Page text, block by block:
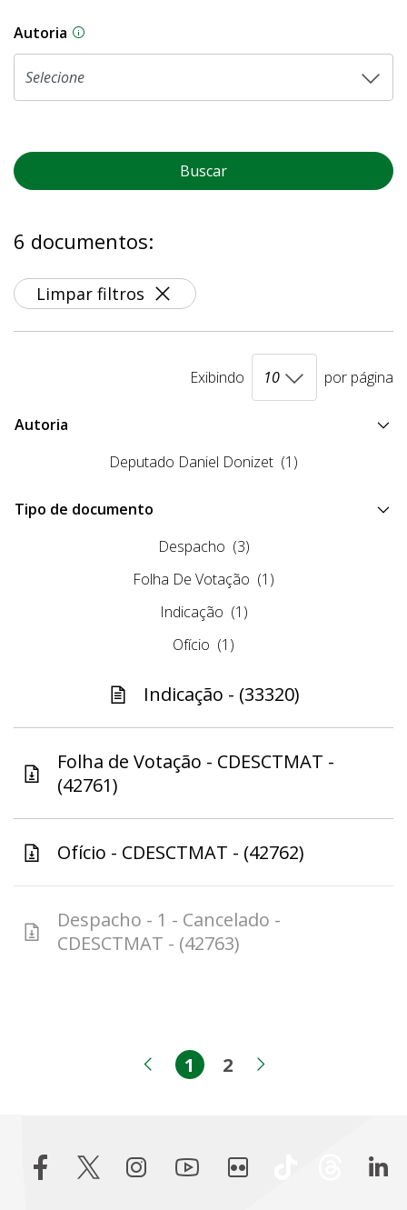
Autoria As proposições legislativas na CLDF podem
Buscar
6 documentos:
Limpar filtros
Exibindo por página
Autoria
Deputado Daniel Donizet (1)
Tipo de documento
Despacho (3)
Folha De Votação (1)
Indicação (1)
Ofício (1)
Indicação - (33320)
Folha de Votação - CDESCTMAT -
(42761)
Ofício - CDESCTMAT - (42762)
Despacho - 1 - Cancelado -
CDESCTMAT - (42763)
Página anterior
Página
1 Página
2